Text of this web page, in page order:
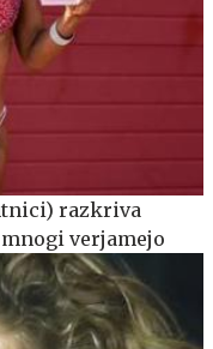
razkriva
verjamejo